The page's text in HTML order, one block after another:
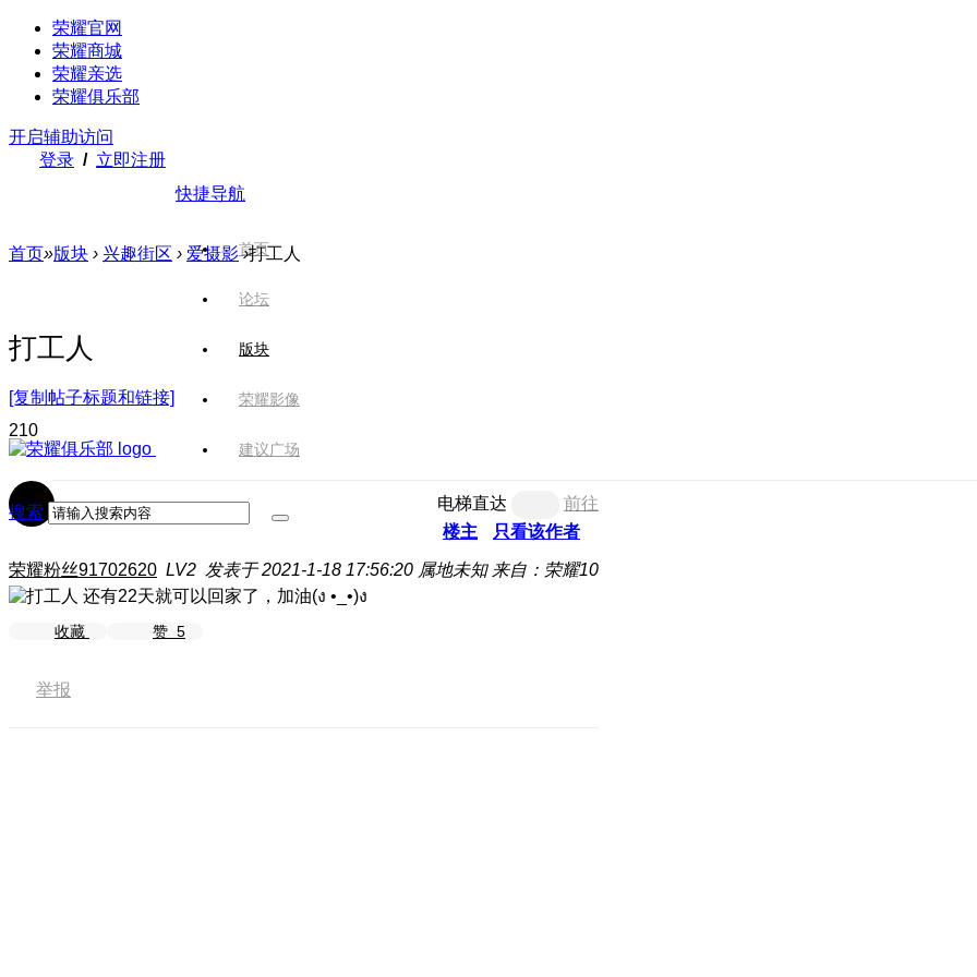
荣耀官网
荣耀商城
荣耀亲选
荣耀俱乐部
开启辅助访问
登录 / 立即注册
快捷导航
首页
论坛
版块
荣耀影像
建议广场
搜索
首页»版块 › 兴趣街区 › 爱摄影 ›打工人
打工人
[复制帖子标题和链接]
210
电梯直达
前往
楼主
只看该作者
荣耀粉丝91702620 LV2 发表于 2021-1-18 17:56:20 属地未知 来自：荣耀10
还有22天就可以回家了，加油(ง •_•)ง
收藏 赞 5
举报